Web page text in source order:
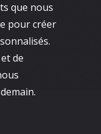
que nous
pour créer
de